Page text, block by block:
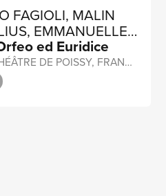
FAGIOLI, MALIN
EMMANUELLE
ed Euridice
LIVE AT THÉÂTRE DE POISSY, FRANCE / 2015